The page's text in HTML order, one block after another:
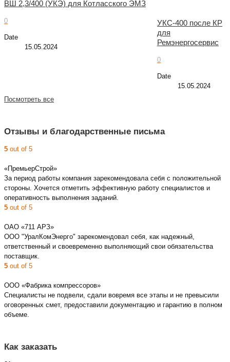
ВШ 2,3/400 (УКЭ) для Котласского ЭМЗ
0
Date
15.05.2024
УКС-400 после КР
для
Ремэнергосервис
0
Date
15.05.2024
Посмотреть все
Отзывы и благодарственные письма
5 out of 5
«ПремьерСтрой»
За период работы компания зарекомендовала себя с положительной
стороны. Хочется отметить эффективную работу специалистов и
оперативность выполнения заданий.
5 out of 5
ОАО «711 АРЗ»
ООО "УралКомЭнерго" зарекомендовал себя, как надежный,
ответственный и своевременно выполняющий свои обязательства
поставщик.
5 out of 5
ООО «Фабрика компрессоров»
Специалисты не подвели, сдали вовремя все этапы и не превысили
оговоренных смет, предоставили документацию и гарантию в полном
объеме.
Как заказать